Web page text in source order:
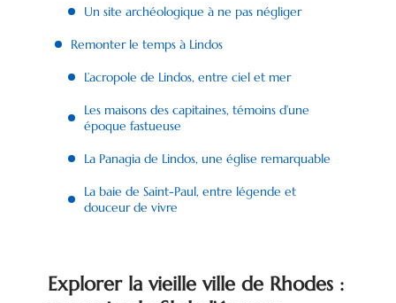
Un site archéologique à ne pas négliger
Remonter le temps à Lindos
L’acropole de Lindos, entre ciel et mer
Les maisons des capitaines, témoins d’une
époque fastueuse
La Panagia de Lindos, une église remarquable
La baie de Saint-Paul, entre légende et
douceur de vivre
Explorer la vieille ville de Rhodes :